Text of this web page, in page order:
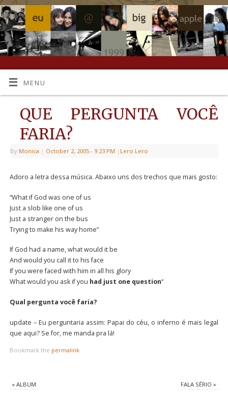
MENU
QUE PERGUNTA VOCÊ
FARIA?
By Monica | October 2, 2005 - 9:23 PM | Lero Lero
Adoro a letra dessa música. Abaixo uns dos trechos que mais gosto:
“What if God was one of us
Just a slob like one of us
Just a stranger on the bus
Trying to make his way home”
If God had a name, what would it be
And would you call it to his face
If you were faced with him in all his glory
What would you ask if you had just one question“
Qual pergunta você faria?
update – Eu perguntaria assim: Papai do céu, o inferno é mais legal
que aqui? Se for, me manda pra lá!
Bookmark the permalink.
«ALBUM FALA SÉRIO»